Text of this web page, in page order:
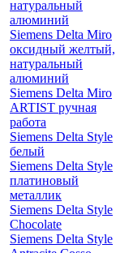
натуральный
алюминий
Siemens Delta Miro
оксидный желтый,
натуральный
алюминий
Siemens Delta Miro
ARTIST ручная
работа
Siemens Delta Style
белый
Siemens Delta Style
платиновый
металлик
Siemens Delta Style
Chocolate
Siemens Delta Style